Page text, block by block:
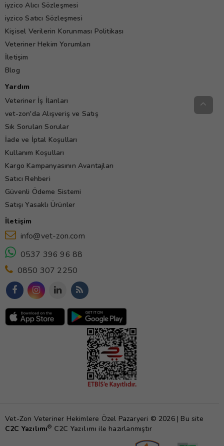
iyzico Alıcı Sözleşmesi
iyzico Satıcı Sözleşmesi
Kişisel Verilerin Korunması Politikası
Veteriner Hekim Yorumları
İletişim
Blog
Yardım
Veteriner İş İlanları
vet-zon'da Alışveriş ve Satış
Sık Sorulan Sorular
İade ve İptal Koşulları
Kullanım Koşulları
Kargo Kampanyasının Avantajları
Satıcı Rehberi
Güvenli Ödeme Sistemi
Satışı Yasaklı Ürünler
İletişim
info@vet-zon.com
0537 396 96 88
0850 307 2250
Vet-Zon Veteriner Hekimlere Özel Pazaryeri © 2026 | Bu site
C2C Yazılımı® C2C Yazılımı ile hazırlanmıştır